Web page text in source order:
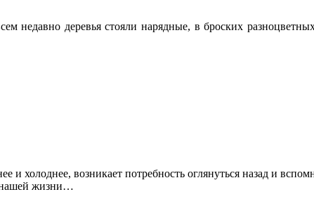
деревья стояли нарядные, в броских
и холоднее, возникает потребность оглянуться назад и
нашей жизни…